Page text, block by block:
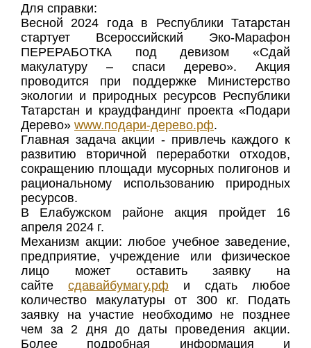
Для справки:
Весной 2024 года в Республики Татарстан
стартует Всероссийский Эко-Марафон
ПЕРЕРАБОТКА под девизом «Сдай
макулатуру – спаси дерево». Акция
проводится при поддержке Министерство
экологии и природных ресурсов Республики
Татарстан и краудфандинг проекта «Подари
Дерево» www.подари-дерево.рф.
Главная задача акции - привлечь каждого к
развитию вторичной переработки отходов,
сокращению площади мусорных полигонов и
рациональному использованию природных
ресурсов.
В Елабужском районе акция пройдет 16
апреля 2024 г.
Механизм акции: любое учебное заведение,
предприятие, учреждение или физическое
лицо может оставить заявку на
сайте сдавайбумагу.рф и сдать любое
количество макулатуры от 300 кг. Подать
заявку на участие необходимо не позднее
чем за 2 дня до даты проведения акции.
Более подробная информация и